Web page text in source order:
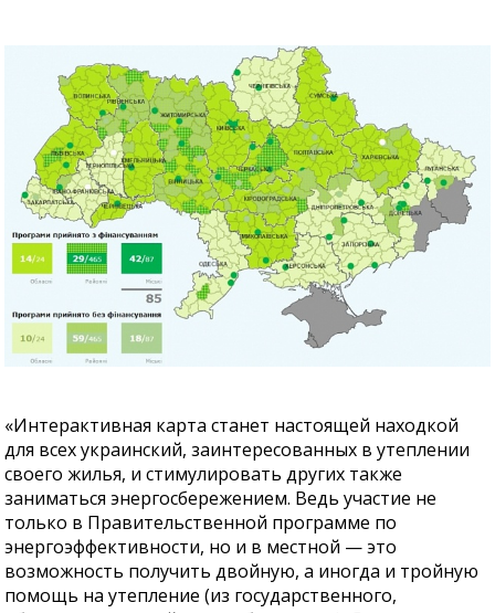
«Интерактивная карта станет настоящей находкой
для всех украинский, заинтересованных в утеплении
своего жилья, и стимулировать других также
заниматься энергосбережением. Ведь участие не
только в Правительственной программе по
энергоэффективности, но и в местной — это
возможность получить двойную, а иногда и тройную
помощь на утепление (из государственного,